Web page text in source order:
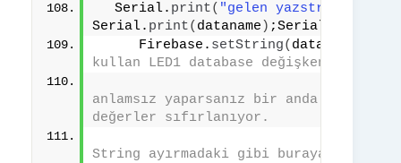
  Serial.
print( "gelen yazstr"
Serial. print( dataname ) ;Serial.
     Firebase.
setString(
kullan LED1 database değişkeni
anlamsız yaparsanız bir anda
değerler sıfırlanıyor.
String ayırmadaki gibi buraya int ve